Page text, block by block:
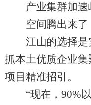
产业集群加速
空间腾出来了
江山的选择是
抓本土优质企业
项目精准招引。
“现在，90%以